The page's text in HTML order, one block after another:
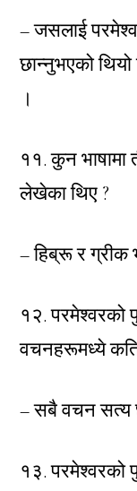
– जसलाई
छान्नुभएको
।
११. कुन भाषामा
लेखेका थिए ?
– हिब्रू र ग्रीक
१२. परमेश्वरको
वचनहरूमध्ये
– सबै वचन सत्य
१३. परमेश्वरको